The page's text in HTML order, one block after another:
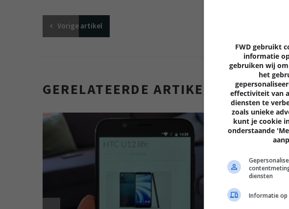
Vorigeartikel
GERELATEERDE ARTIKELEN
FWD gebruikt
informatie
gebruiken wij
het
effectiviteit van
diensten te
zoals unieke
kunt je cookie
onderstaande
diensten
Informatie op